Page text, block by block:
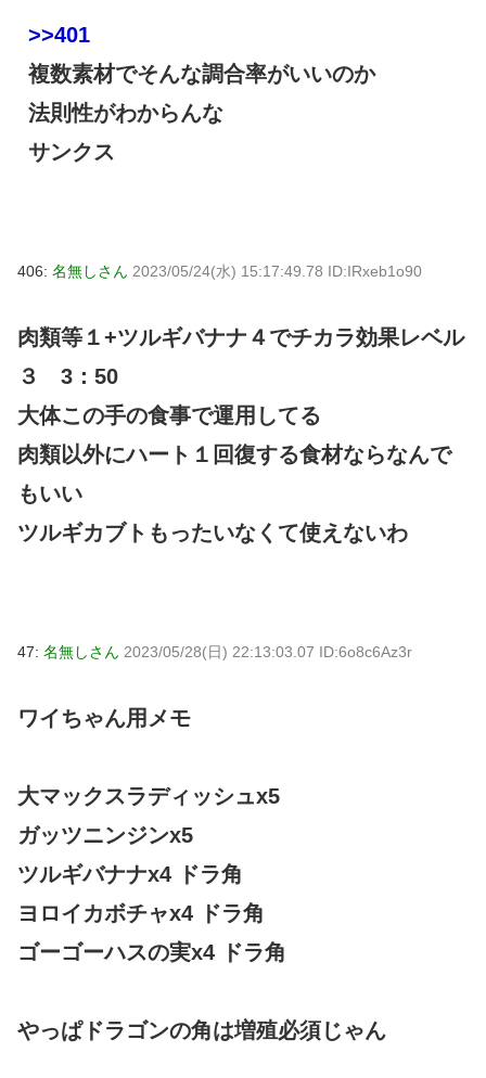
>>401
複数素材でそんな調合率がいいのか
法則性がわからんな
サンクス
406: 名無しさん 2023/05/24(水) 15:17:49.78 ID:IRxeb1o90
肉類等１+ツルギバナナ４でチカラ効果レベル
３ 3：50
大体この手の食事で運用してる
肉類以外にハート１回復する食材ならなんで
もいい
ツルギカブトもったいなくて使えないわ
47: 名無しさん 2023/05/28(日) 22:13:03.07 ID:6o8c6Az3r
ワイちゃん用メモ
大マックスラディッシュx5
ガッツニンジンx5
ツルギバナナx4 ドラ角
ヨロイカボチャx4 ドラ角
ゴーゴーハスの実x4 ドラ角
やっぱドラゴンの角は増殖必須じゃん